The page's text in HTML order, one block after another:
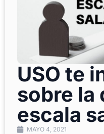
USO te
sobre la
escala
MAYO 4, 2021